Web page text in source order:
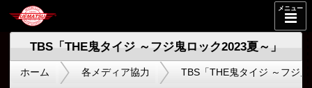
メニュー
TBS「THE鬼タイジ ～フジ鬼ロック2023夏～」
ホーム 各メディア協力 TBS「THE鬼タイジ ～フジ